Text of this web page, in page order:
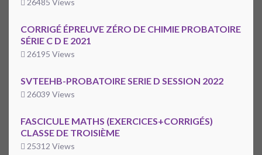
26485 Views
CORRIGÉ ÉPREUVE ZÉRO DE CHIMIE PROBATOIRE
SÉRIE C D E 2021
26195 Views
SVTEEHB-PROBATOIRE SERIE D SESSION 2022
26039 Views
FASCICULE MATHS (EXERCICES+CORRIGÉS)
CLASSE DE TROISIÈME
25312 Views